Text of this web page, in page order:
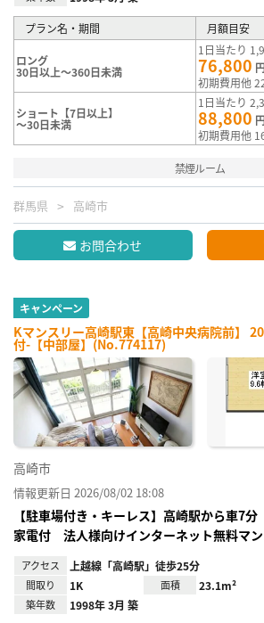
プラン名・期間 月額目安
ロング
30日以上～360日未満
1日当たり
76,800
初期費用他
ショート【7日以上】
～30日未満
1日当たり
88,800
初期費用他
禁煙ルーム
群馬県 高崎市
お問合わせ
キャンペーン
Kマンスリー高崎駅東【高崎中央病院前】
付-【中部屋】(No.774117)
高崎市
情報更新日 2026/08/02 18:08
【駐車場付き・キーレス】高崎駅から車
家電付 法人様向けインターネット無料マン
アクセス 上越線「高崎駅」徒歩25分
間取り 1K 面積 23.1m²
築年数 1998年 3月 築